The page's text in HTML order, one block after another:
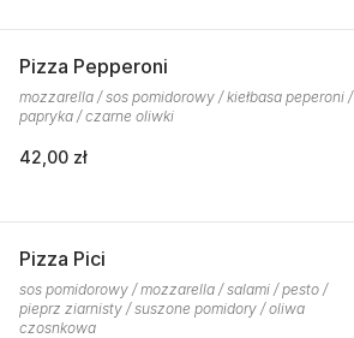
Pizza Pepperoni
mozzarella / sos pomidorowy / kiełbasa peperoni /
papryka / czarne oliwki
42,00 zł
Pizza Pici
sos pomidorowy / mozzarella / salami / pesto /
pieprz ziarnisty / suszone pomidory / oliwa
czosnkowa